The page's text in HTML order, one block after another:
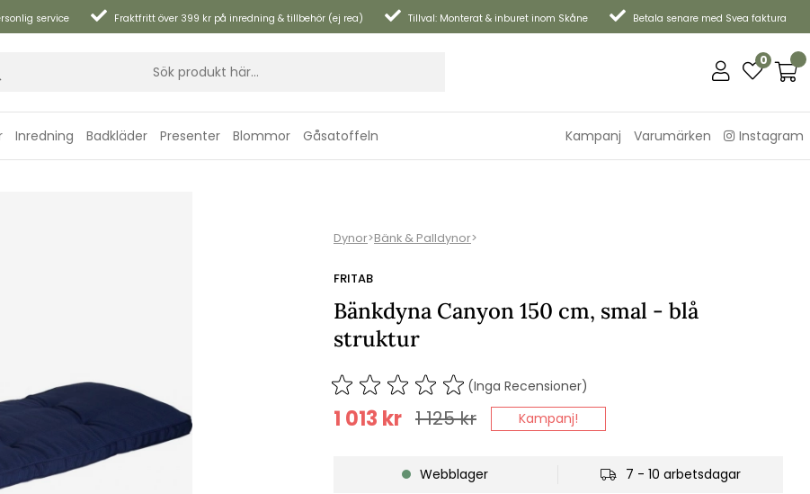
service Fraktfritt över 399 kr på inredning & tillbehör (ej rea) Tillval: Monterat & inburet inom Skåne Betala senare med Svea faktura
0
Inredning Badkläder Presenter Blommor Gåsatoffeln Kampanj Varumärken Instagram
Dynor>Bänk & Palldynor>
FRITAB
Bänkdyna Canyon 150 cm, smal - blå
struktur
(Inga Recensioner)
1 125kr
1 013 kr Kampanj!
Webblager 7 - 10 arbetsdagar